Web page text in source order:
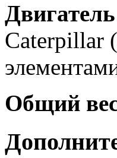
Двигатель
Caterpillar
Общий